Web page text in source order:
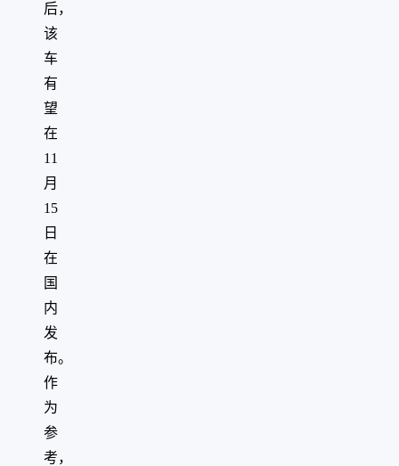
后，
该
车
有
望
在
11
月
15
日
在
国
内
发
布。
作
为
参
考，